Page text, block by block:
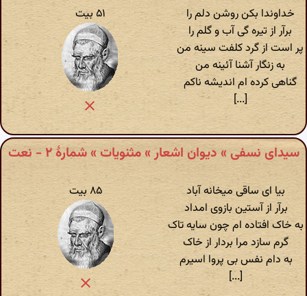
خداوندا بکن روشن دلم را
برآر از تیره گی آب و گلم را
پر است از گرد کلفت سینه من
به زنگار آشنا آئینه من
گناهی کرده ام اندیشه ناکم
[...]
۵۱ بیت
سیدای نسفی » دیوان اشعار » مثنویات » شمارهٔ ۲ - نعت
بیا ای ساقی میخانه آباد
برآر از آستین بازوی امداد
به خاک افتاده ام چون سایه تاک
گرم سازد مرا بردار از خاک
به دام نفس بی پروا اسیرم
[...]
۸۵ بیت